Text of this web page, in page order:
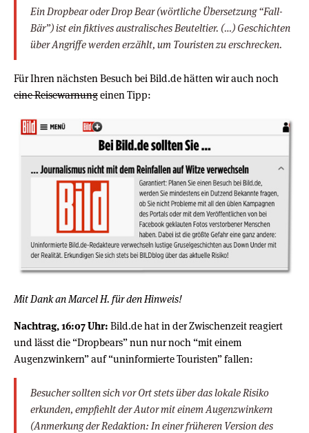
Ein Dropbear oder Drop Bear (wörtliche Übersetzung “Fall-
Bär”) ist ein fiktives australisches Beuteltier. (…) Geschichten
über Angriffe werden erzählt, um Touristen zu erschrecken.
Für Ihren nächsten Besuch bei Bild.de hätten wir auch noch
eine Reisewarnungeinen Tipp:
Mit Dank an Marcel H. für den Hinweis!
Nachtrag, 16:07 Uhr: Bild.de hat in der Zwischenzeit reagiert
und lässt die “Dropbears” nun nur noch “mit einem
Augenzwinkern” auf “uninformierte Touristen” fallen:
Besucher sollten sich vor Ort stets über das lokale Risiko
erkunden, empfiehlt der Autor mit einem Augenzwinkern
(Anmerkung der Redaktion: In einer früheren Version des